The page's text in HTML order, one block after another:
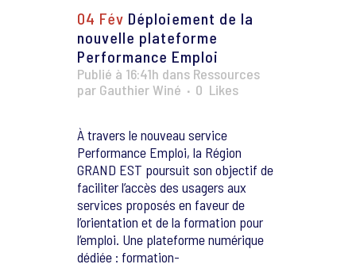
04 Fév Déploiement de la
nouvelle plateforme
Performance Emploi
Publié à 16:41h dans Ressources
par Gauthier Winé 0 Likes
À travers le nouveau service
Performance Emploi, la Région
GRAND EST poursuit son objectif de
faciliter l’accès des usagers aux
services proposés en faveur de
l’orientation et de la formation pour
l’emploi. Une plateforme numérique
dédiée : formation-